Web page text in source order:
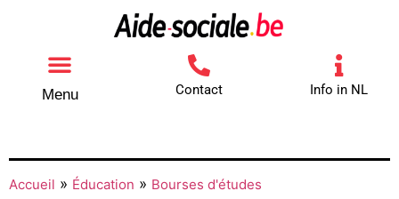
Menu Contact Info in NL
Accueil » Éducation » Bourses d'études